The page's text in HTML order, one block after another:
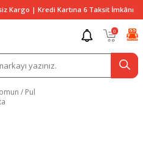
Kargo | Kredi Kartına 6 Taksit İmkânı
0
/ Pul